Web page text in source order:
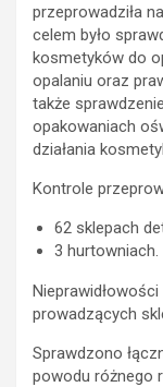
przeprowadziła
celem było
kosmetyków do
opalaniu oraz
także
opakowaniach
działania
Kontrole
62 sklepach
3 hurtowniach.
prowadzących
Sprawdzono
powodu różnego